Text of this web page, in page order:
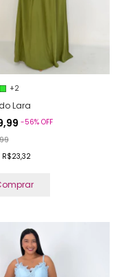
+2
Lara
-56% OFF
R$23,32